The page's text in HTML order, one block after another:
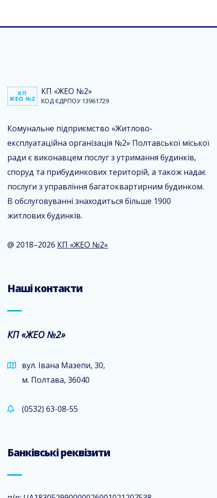
КП «ЖЕО №2»
КОД ЄДРПОУ 13961729
Комунальне підприємство «Житлово-
експлуатаційна організація №2» Полтавської міської
ради є виконавцем послуг з утримання будинків,
споруд та прибудинкових територій, а також надає
послуги з управління багатоквартирним будинком.
В обслуговуванні знаходиться більше 1900
житлових будинків.
@ 2018–2026 КП «ЖЕО №2»
Наші контакти
КП «ЖЕО №2»
вул. Івана Мазепи, 30,
м. Полтава, 36040
(0532) 63-08-55
Банківські реквізити